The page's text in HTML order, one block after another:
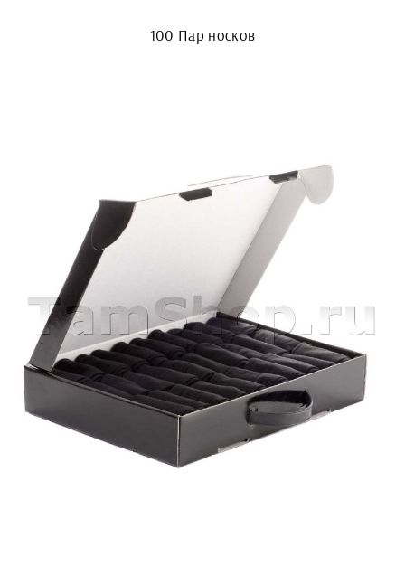
100 Пар носков